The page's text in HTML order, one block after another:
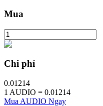
Tận hưởng việc quản lý
Mua
Chi phí
0.01214
1 AUDIO = 0.01214
Mua AUDIO Ngay